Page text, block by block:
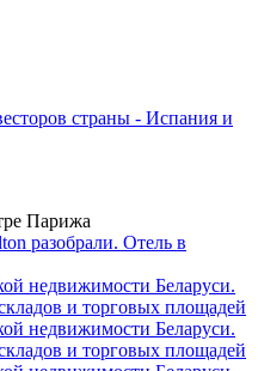
страны - Испания и
Парижа
разобрали. Отель в
недвижимости Беларуси.
и торговых площадей
недвижимости Беларуси.
и торговых площадей